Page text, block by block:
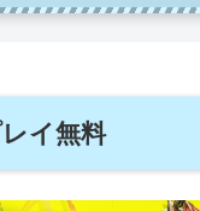
イ無料